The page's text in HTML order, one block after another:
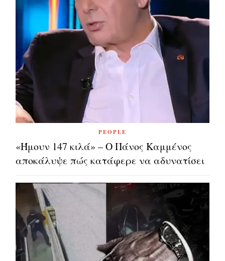
PEOPLE
«Ήμουν 147 κιλά» – Ο Πάνος Καμμένος
αποκάλυψε πώς κατάφερε να αδυνατίσει